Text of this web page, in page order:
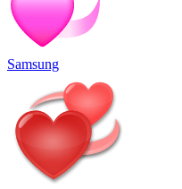
Samsung